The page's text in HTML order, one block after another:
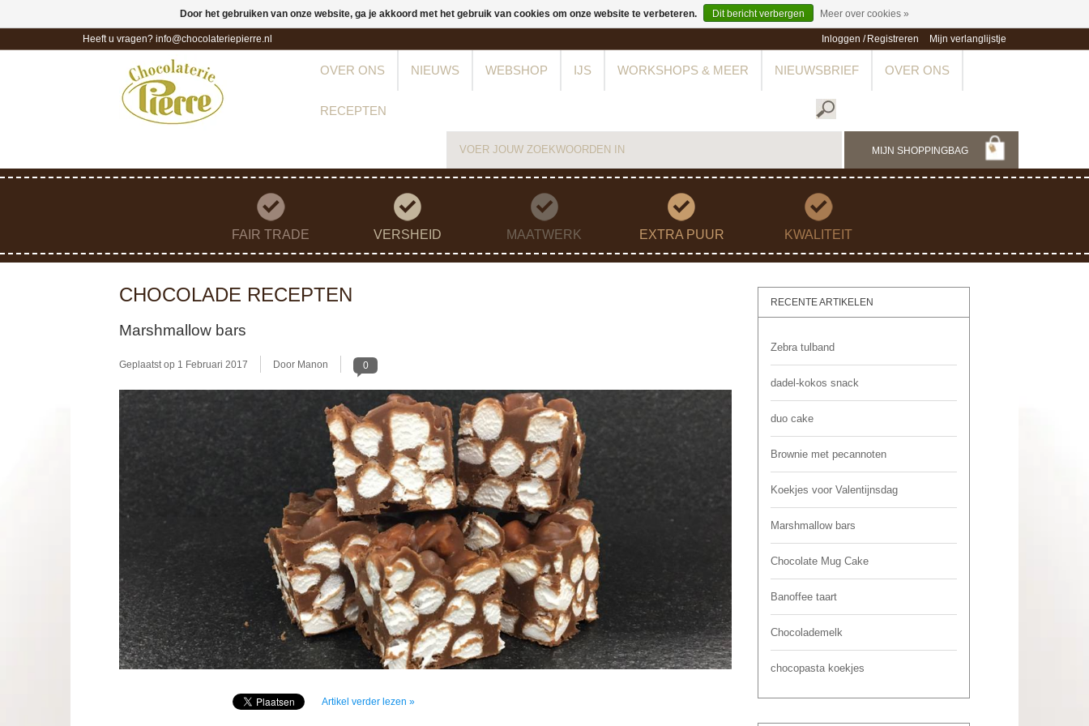
Heeft u vragen? info@chocolateriepierre.nl Inloggen / Registreren Mijn verlanglijstje
OVER ONS NIEUWS WEBSHOP IJS WORKSHOPS & MEER NIEUWSBRIEF OVER ONS
RECEPTEN
MIJN SHOPPINGBAG
FAIR TRADE VERSHEID MAATWERK EXTRA PUUR KWALITEIT
CHOCOLADE RECEPTEN
Marshmallow bars
Geplaatst op 1 Februari 2017 Door Manon 0
Artikel verder lezen »
RECENTE ARTIKELEN
Zebra tulband
dadel-kokos snack
duo cake
Brownie met pecannoten
Koekjes voor Valentijnsdag
Marshmallow bars
Chocolate Mug Cake
Banoffee taart
Chocolademelk
chocopasta koekjes
Door het gebruiken van onze website, ga je akkoord met het gebruik van cookies om onze website te verbeteren. Dit bericht verbergen Meer over cookies »